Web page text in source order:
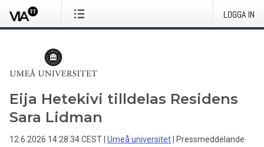
LOGGA IN
Eija Hetekivi tilldelas Residens
Sara Lidman
12.6.2026 14:28:34 CEST Umeå universitet Pressmeddelande